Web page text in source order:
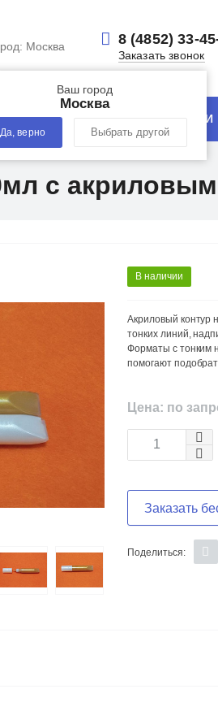
Москва
Ваш город
Москва
Да, верно Выбрать другой
8 (4852) 33-
Заказать звонок
УСЛУГИ ТЕХНОЛОГИИ
с
В наличии
Акриловый контур
тонких линий,
Форматы с тонким
помогают
Цена: по
Заказать
Поделиться: